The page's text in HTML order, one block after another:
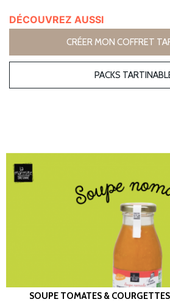
SOUPE TOMATES &
DÉCOUVREZ AUSSI
CRÉER MON COFFRET
PACKS